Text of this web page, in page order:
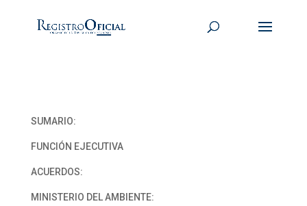
SUMARIO:
FUNCIÓN EJECUTIVA
ACUERDOS:
MINISTERIO DEL AMBIENTE: